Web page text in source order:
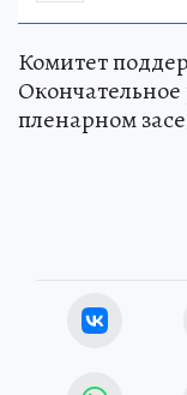
Комитет
пленарном